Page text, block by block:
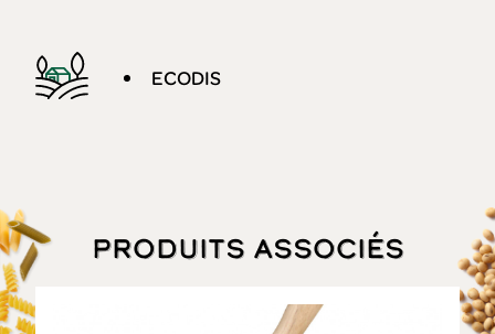
ECODIS
Produits associés